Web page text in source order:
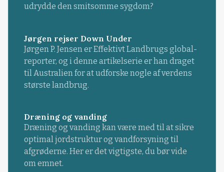
udrydde den smitsomme sygdom?
Jørgen rejser Down Under
Jørgen P. Jensen er Effektivt Landbrugs global-
reporter, og i denne artikelserie er han draget
til Australien for at udforske nogle af verdens
største landbrug.
Dræning og vanding
Dræning og vanding kan være med til at sikre
optimal jordstruktur og vandforsyning til
afgrøderne. Her er det vigtigste, du bør vide
om emnet.